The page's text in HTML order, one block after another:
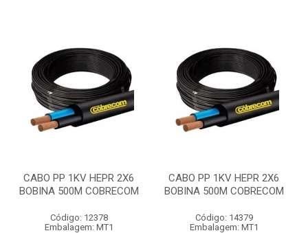
CABO PP 1KV HEPR 2X6
BOBINA 500M COBRECOM
Código: 12378
Embalagem: MT1
CABO PP 1KV HEPR 2X6
BOBINA 500M COBRECOM
Código: 14379
Embalagem: MT1